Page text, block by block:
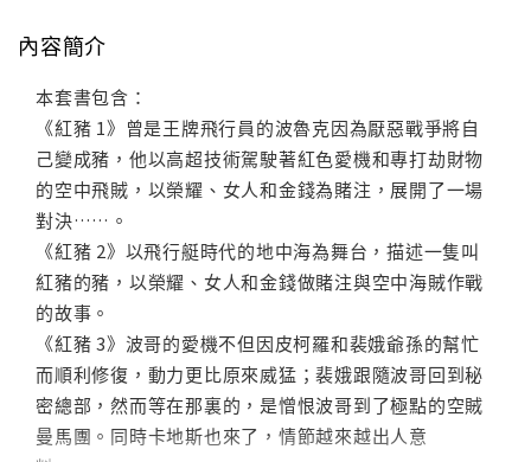
內容簡介
本套書包含：
《紅豬 1》曾是王牌飛行員的波魯克因為厭惡戰爭將自
己變成豬，他以高超技術駕駛著紅色愛機和專打劫財物
的空中飛賊，以榮耀、女人和金錢為賭注，展開了一場
對決……。
《紅豬 2》以飛行艇時代的地中海為舞台，描述一隻叫
紅豬的豬，以榮耀、女人和金錢做賭注與空中海賊作戰
的故事。
《紅豬 3》波哥的愛機不但因皮柯羅和裴娥爺孫的幫忙
而順利修復，動力更比原來威猛；裴娥跟隨波哥回到秘
密總部，然而等在那裏的，是憎恨波哥到了極點的空賊
曼馬團。同時卡地斯也來了，情節越來越出人意